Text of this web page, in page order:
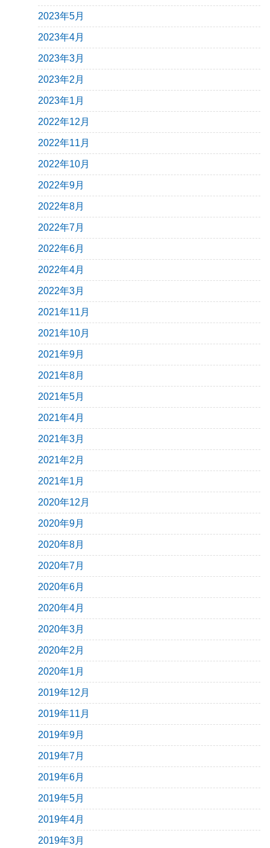
2023年5月
2023年4月
2023年3月
2023年2月
2023年1月
2022年12月
2022年11月
2022年10月
2022年9月
2022年8月
2022年7月
2022年6月
2022年4月
2022年3月
2021年11月
2021年10月
2021年9月
2021年8月
2021年5月
2021年4月
2021年3月
2021年2月
2021年1月
2020年12月
2020年9月
2020年8月
2020年7月
2020年6月
2020年4月
2020年3月
2020年2月
2020年1月
2019年12月
2019年11月
2019年9月
2019年7月
2019年6月
2019年5月
2019年4月
2019年3月